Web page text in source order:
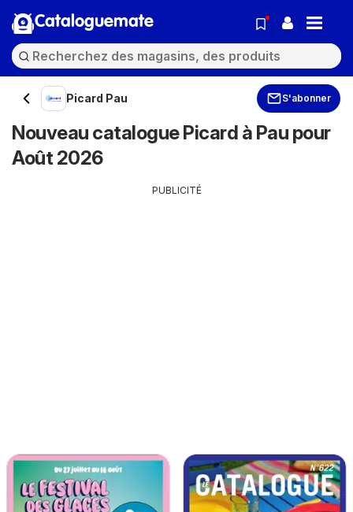
Cataloguemate
Picard Pau S'abonner
Nouveau catalogue Picard à Pau pour
Août 2026
PUBLICITÉ